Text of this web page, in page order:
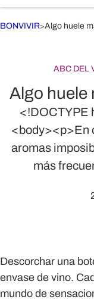
BONVIVIR>Algo huele
ABC DEL
Algo huele
<!DOCTYPE
<body><p>En
aromas
más
Descorchar una
envase de vino.
mundo de